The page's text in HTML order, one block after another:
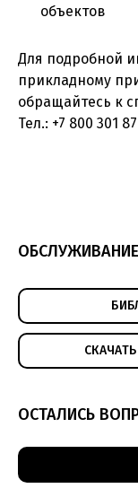
объектов
Для подробной
прикладному
обращайтесь к
Тел.: +7 800 301
ОСТАЛИСЬ